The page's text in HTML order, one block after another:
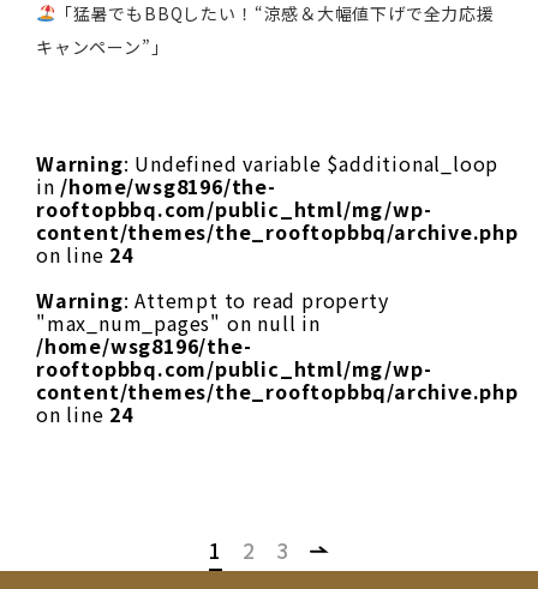
「猛暑でもBBQしたい！“涼感＆大幅値下げで全力応援
キャンペーン”」
Warning: Undefined variable $additional_loop
in /home/wsg8196/the-
rooftopbbq.com/public_html/mg/wp-
content/themes/the_rooftopbbq/archive.php
on line 24
Warning: Attempt to read property
"max_num_pages" on null in
/home/wsg8196/the-
rooftopbbq.com/public_html/mg/wp-
content/themes/the_rooftopbbq/archive.php
on line 24
1 2 3